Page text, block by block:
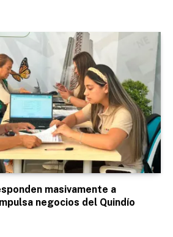
masivamente a
negocios del Quindío